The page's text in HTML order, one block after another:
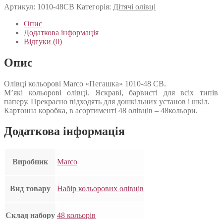
Артикул: 1010-48CB Категорія: Дітячі олівці
Опис
Додаткова інформація
Відгуки (0)
Опис
Олівці кольорові Marco «Пегашка» 1010-48 CB.
М’які кольорові олівці. Яскраві, барвисті для всіх типів
паперу. Прекрасно підходять для дошкільних установ і шкіл.
Картонна коробка, в асортименті 48 олівців – 48кольори.
Додаткова інформація
Виробник Marco
Вид товару Набір кольорових олівців
Склад набору 48 кольорів